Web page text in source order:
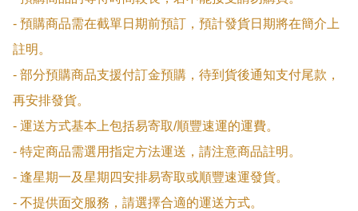
- 預購商品需在截單日期前預訂，預計發貨日期將在簡介上
註明。
- 部分預購商品支援付訂金預購，待到貨後通知支付尾款，
再安排發貨。
- 運送方式基本上包括易寄取/順豐速運的運費。
- 特定商品需選用指定方法運送，請注意商品註明。
- 逢星期一及星期四安排易寄取或順豐速運發貨。
- 不提供面交服務，請選擇合適的運送方式。